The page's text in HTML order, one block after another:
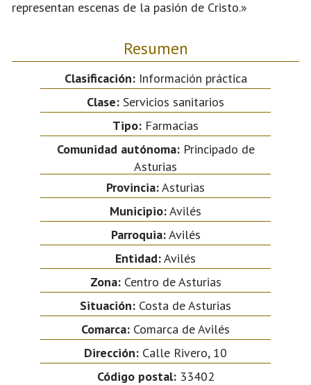
representan escenas de la pasión de Cristo.»
Resumen
Clasificación:Información práctica
Clase: Servicios sanitarios
Tipo: Farmacias
Comunidad autónoma:Principado de
Asturias
Provincia:Asturias
Municipio:Avilés
Parroquia:Avilés
Entidad:Avilés
Zona:Centro de Asturias
Situación: Costa de Asturias
Comarca: Comarca de Avilés
Dirección: Calle Rivero, 10
Código postal:33402